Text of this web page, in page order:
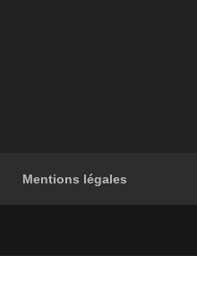
Mentions légales